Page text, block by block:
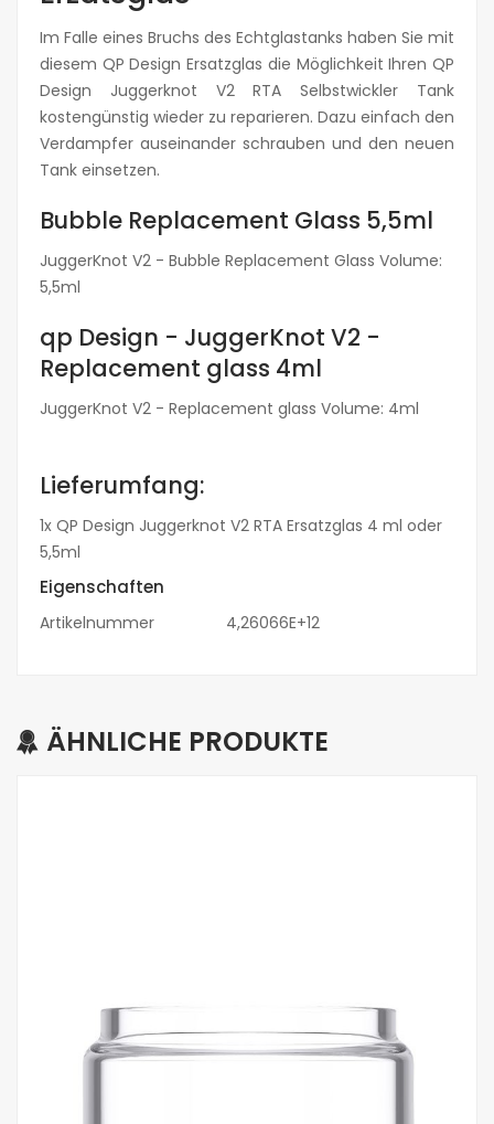
Im Falle eines Bruchs des Echtglastanks haben Sie mit
diesem QP Design Ersatzglas die Möglichkeit Ihren QP
Design Juggerknot V2 RTA Selbstwickler Tank
kostengünstig wieder zu reparieren. Dazu einfach den
Verdampfer auseinander schrauben und den neuen
Tank einsetzen.
Bubble Replacement Glass 5,5ml
JuggerKnot V2 - Bubble Replacement Glass Volume:
5,5ml
qp Design - JuggerKnot V2 -
Replacement glass 4ml
JuggerKnot V2 - Replacement glass Volume: 4ml
Lieferumfang:
1x QP Design Juggerknot V2 RTA Ersatzglas 4 ml oder
5,5ml
Eigenschaften
Artikelnummer 4,26066E+12
ÄHNLICHE PRODUKTE